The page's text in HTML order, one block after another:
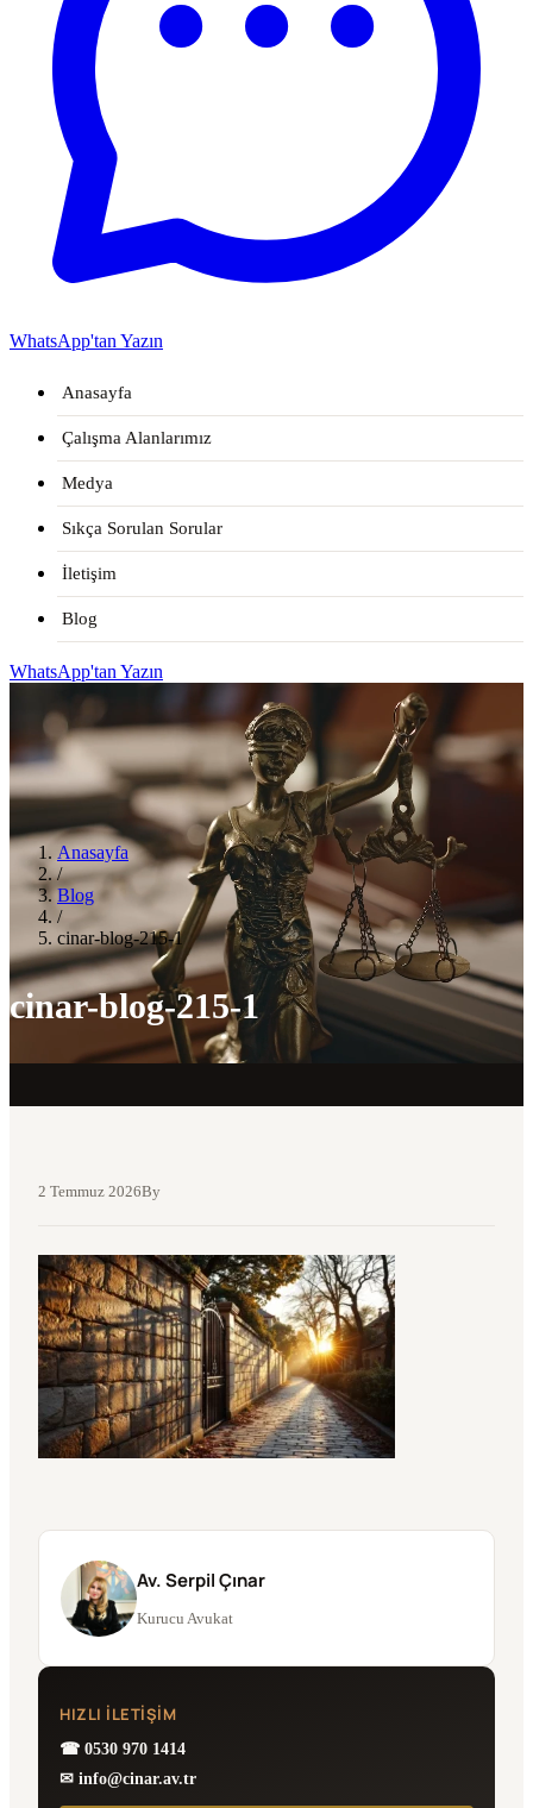
WhatsApp'tan Yazın
Anasayfa
Çalışma Alanlarımız
Medya
Sıkça Sorulan Sorular
İletişim
Blog
WhatsApp'tan Yazın
Anasayfa
/
Blog
/
cinar-blog-215-1
cinar-blog-215-1
2 Temmuz 2026By
Av. Serpil Çınar
Kurucu Avukat
HIZLI İLETIŞIM
☎ 0530 970 1414
✉ info@cinar.av.tr